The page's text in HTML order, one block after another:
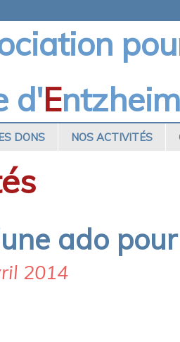
d'Entzheim
DONS NOS ACTIVITÉS
ado
2014